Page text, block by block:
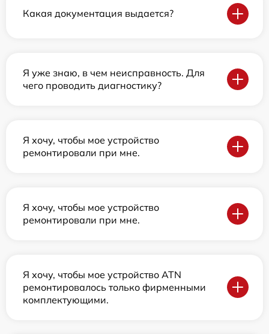
Какая документация выдается?
Я уже знаю, в чем неисправность. Для
чего проводить диагностику?
Я хочу, чтобы мое устройство
ремонтировали при мне.
Я хочу, чтобы мое устройство
ремонтировали при мне.
Я хочу, чтобы мое устройство ATN
ремонтировалось только фирменными
комплектующими.